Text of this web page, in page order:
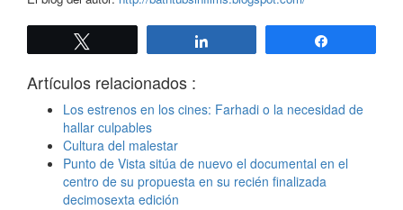
Artículos relacionados :
Los estrenos en los cines: Farhadi o la necesidad de
hallar culpables
Cultura del malestar
Punto de Vista sitúa de nuevo el documental en el
centro de su propuesta en su recién finalizada
decimosexta edición